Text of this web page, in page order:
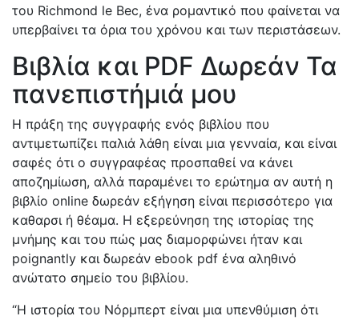
του Richmond le Bec, ένα ρομαντικό που φαίνεται να
υπερβαίνει τα όρια του χρόνου και των περιστάσεων.
Βιβλία και PDF Δωρεάν Τα
πανεπιστήμιά μου
Η πράξη της συγγραφής ενός βιβλίου που
αντιμετωπίζει παλιά λάθη είναι μια γενναία, και είναι
σαφές ότι ο συγγραφέας προσπαθεί να κάνει
αποζημίωση, αλλά παραμένει το ερώτημα αν αυτή η
βιβλίο online δωρεάν εξήγηση είναι περισσότερο για
καθαρσι ή θέαμα. Η εξερεύνηση της ιστορίας της
μνήμης και του πώς μας διαμορφώνει ήταν και
poignantly και δωρεάν ebook pdf ένα αληθινό
ανώτατο σημείο του βιβλίου.
“Η ιστορία του Νόρμπερτ είναι μια υπενθύμιση ότι